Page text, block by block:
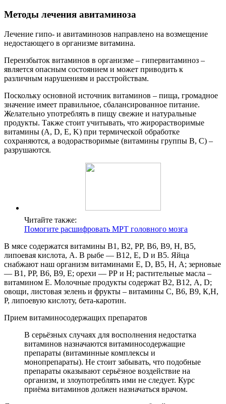
Методы лечения авитаминоза
Лечение гипо- и авитаминозов направлено на возмещение
недостающего в организме витамина.
Переизбыток витаминов в организме – гипервитаминоз –
является опасным состоянием и может приводить к
различным нарушениям и расстройствам.
Поскольку основной источник витаминов – пища, громадное
значение имеет правильное, сбалансированное питание.
Желательно употреблять в пищу свежие и натуральные
продукты. Также стоит учитывать, что жирорастворимые
витамины (А, D, E, K) при термической обработке
сохраняются, а водорастворимые (витамины группы B, С) –
разрушаются.
Читайте также:
Помогите расшифровать МРТ головного мозга
В мясе содержатся витамины В1, В2, РР, В6, В9, Н, В5,
липоевая кислота, А. В рыбе — В12, E, D и В5. Яйца
снабжают наш организм витаминами Е, D, В5, Н, А; зерновые
— В1, РР, В6, В9, E; орехи — РР и Н; растительные масла –
витамином E. Молочные продукты содержат В2, В12, А, D;
овощи, листовая зелень и фрукты – витамины С, В6, В9, К,Н,
Р, липоевую кислоту, бета-каротин.
Прием витаминосодержащих препаратов
В серьёзных случаях для восполнения недостатка
витаминов назначаются витаминосодержащие
препараты (витаминные комплексы и
монопрепараты). Не стоит забывать, что подобные
препараты оказывают серьёзное воздействие на
организм, и злоупотреблять ими не следует. Курс
приёма витаминов должен назначаться врачом.